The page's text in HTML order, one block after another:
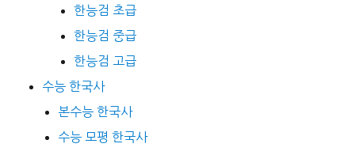
한능검 초급
한능검 중급
한능검 고급
수능 한국사
본수능 한국사
수능 모평 한국사